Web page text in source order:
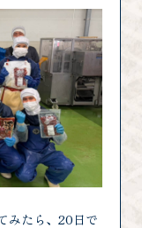
みたら、20日で